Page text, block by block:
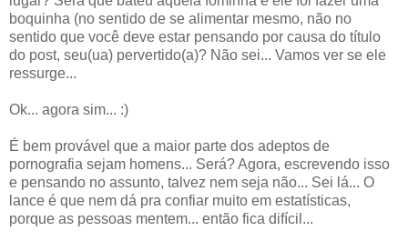
boquinha (no sentido de se alimentar mesmo, não no
sentido que você deve estar pensando por causa do título
do post, seu(ua) pervertido(a)? Não sei... Vamos ver se ele
ressurge...
Ok... agora sim... :)
É bem provável que a maior parte dos adeptos de
pornografia sejam homens... Será? Agora, escrevendo isso
e pensando no assunto, talvez nem seja não... Sei lá... O
lance é que nem dá pra confiar muito em estatísticas,
porque as pessoas mentem... então fica difícil...